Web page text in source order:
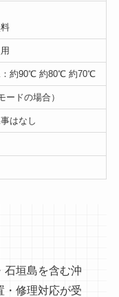
：約90℃ 約80℃ 約70℃
ードの場合）
はなし
石垣島を含む沖
・修理対応が受